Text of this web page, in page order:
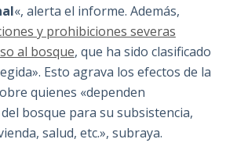
«, alerta el informe. Además,
y prohibiciones severas
al bosque, que ha sido clasificado
Esto agrava los efectos de la
quienes «dependen
bosque para su subsistencia,
salud, etc.», subraya.